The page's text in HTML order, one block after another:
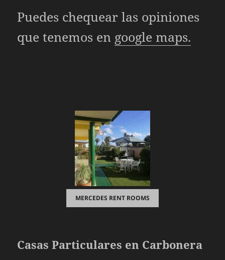
Puedes chequear las opiniones
que tenemos en google maps.
MERCEDES RENT ROOMS
Casas Particulares en Carbonera